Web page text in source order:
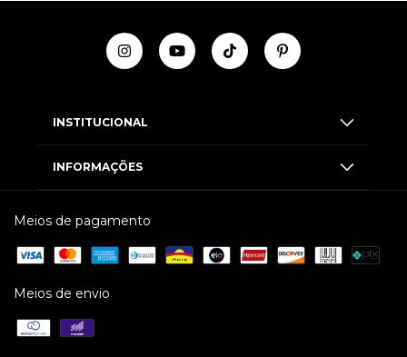
INSTITUCIONAL
INFORMAÇÕES
Meios de pagamento
Meios de envio